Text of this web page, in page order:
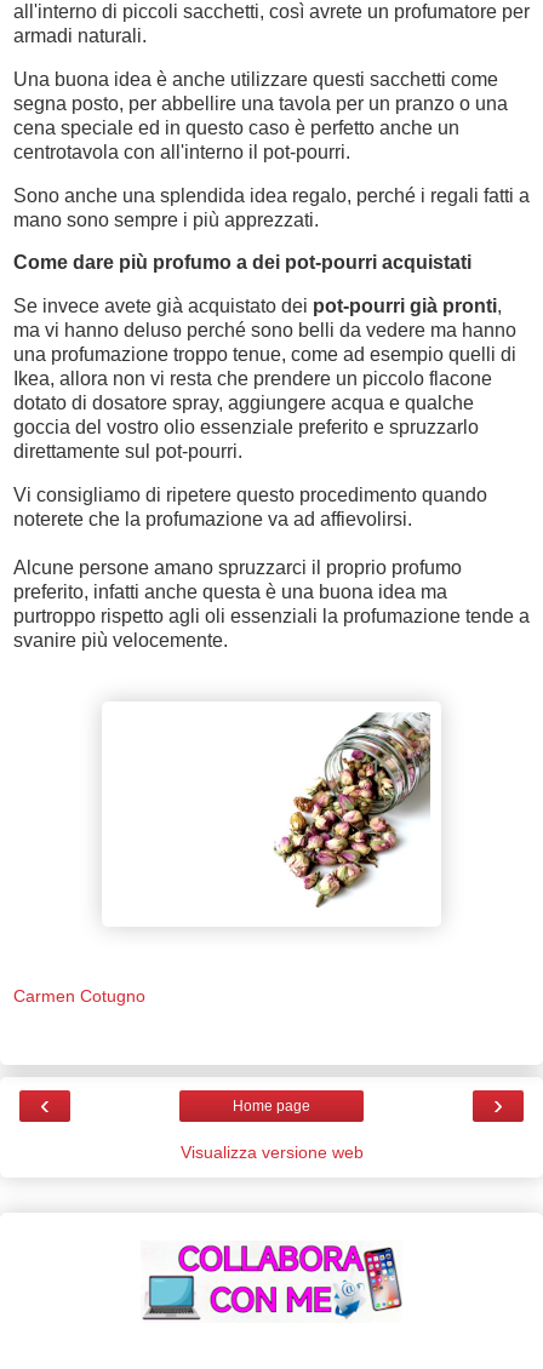
all'interno di piccoli sacchetti, così avrete un profumatore per
armadi naturali.
Una buona idea è anche utilizzare questi sacchetti come
segna posto, per abbellire una tavola per un pranzo o una
cena speciale ed in questo caso è perfetto anche un
centrotavola con all'interno il pot-pourri.
Sono anche una splendida idea regalo, perché i regali fatti a
mano sono sempre i più apprezzati.
Come dare più profumo a dei pot-pourri acquistati
Se invece avete già acquistato dei pot-pourri già pronti,
ma vi hanno deluso perché sono belli da vedere ma hanno
una profumazione troppo tenue, come ad esempio quelli di
Ikea, allora non vi resta che prendere un piccolo flacone
dotato di dosatore spray, aggiungere acqua e qualche
goccia del vostro olio essenziale preferito e spruzzarlo
direttamente sul pot-pourri.
Vi consigliamo di ripetere questo procedimento quando
noterete che la profumazione va ad affievolirsi.
Alcune persone amano spruzzarci il proprio profumo
preferito, infatti anche questa è una buona idea ma
purtroppo rispetto agli oli essenziali la profumazione tende a
svanire più velocemente.
Carmen Cotugno
‹ ›
Home page
Visualizza versione web